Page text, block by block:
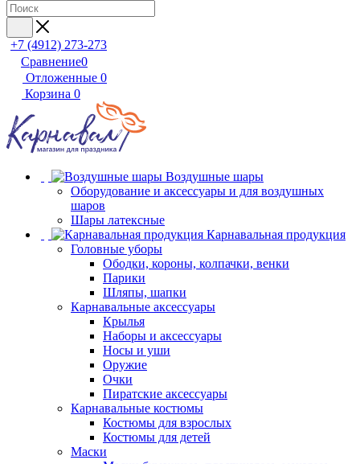
+7 (4912) 273-273
Сравнение0
Отложенные 0
Корзина 0
Воздушные шары
Оборудование и аксессуары и для воздушных
шаров
Шары латексные
Карнавальная продукция
Головные уборы
Ободки, короны, колпачки, венки
Парики
Шляпы, шапки
Карнавальные аксессуары
Крылья
Наборы и аксессуары
Носы и уши
Оружие
Очки
Пиратские аксессуары
Карнавальные костюмы
Костюмы для взрослых
Костюмы для детей
Маски